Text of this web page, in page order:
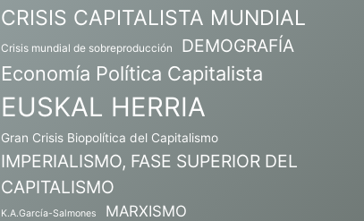
CRISIS CAPITALISTA MUNDIAL
Crisis mundial de sobreproducción DEMOGRAFÍA
Economía Política Capitalista
EUSKAL HERRIA
Gran Crisis Biopolítica del Capitalismo
IMPERIALISMO, FASE SUPERIOR DEL
CAPITALISMO
K.A.García-Salmones MARXISMO